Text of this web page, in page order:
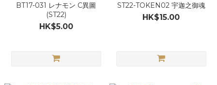
BT17-031 レナモン C異圖
(ST22)
HK$5.00
ST22-TOKEN02 宇迦之御魂
HK$15.00